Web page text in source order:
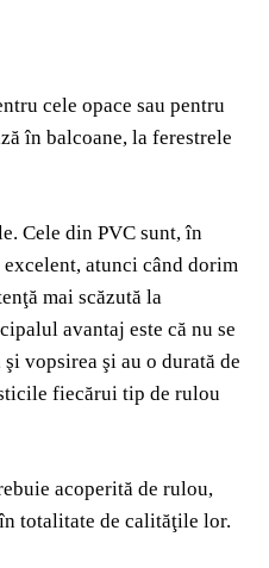
cele opace sau pentru
în balcoane, la ferestrele
Cele din PVC sunt, în
atunci când dorim
mai scăzută la
avantaj este că nu se
vopsirea şi au o durată de
fiecărui tip de rulou
acoperită de rulou,
totalitate de calităţile lor.